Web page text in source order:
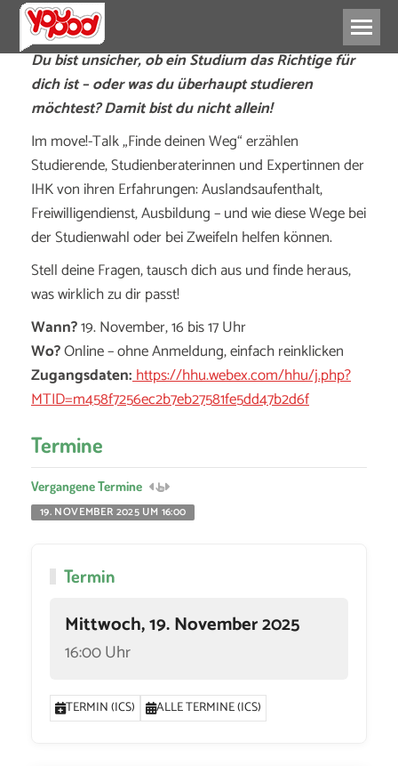
Du bist unsicher, ob ein Studium das Richtige für
dich ist – oder was du überhaupt studieren
möchtest? Damit bist du nicht allein!
Im move!-Talk „Finde deinen Weg“ erzählen
Studierende, Studienberaterinnen und Expertinnen der
IHK von ihren Erfahrungen: Auslandsaufenthalt,
Freiwilligendienst, Ausbildung – und wie diese Wege bei
der Studienwahl oder bei Zweifeln helfen können.
Stell deine Fragen, tausch dich aus und finde heraus,
was wirklich zu dir passt!
Wann?19. November, 16 bis 17 Uhr
Wo?Online – ohne Anmeldung, einfach reinklicken
Zugangsdaten:https://hhu.webex.com/hhu/j.php?
MTID=m458f7256ec2b7eb27581fe5dd47b2d6f
Termine
Vergangene Termine
19. NOVEMBER 2025 UM 16:00
Termin
Mittwoch, 19. November 2025
16:00 Uhr
TERMIN (ICS) ALLE TERMINE (ICS)